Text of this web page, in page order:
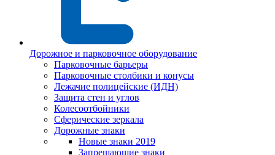
Дорожное и парковочное оборудование
Парковочные барьеры
Парковочные столбики и конусы
Лежачие полицейские (ИДН)
Защита стен и углов
Колесоотбойники
Сферические зеркала
Дорожные знаки
Новые знаки 2019
Запрещающие знаки